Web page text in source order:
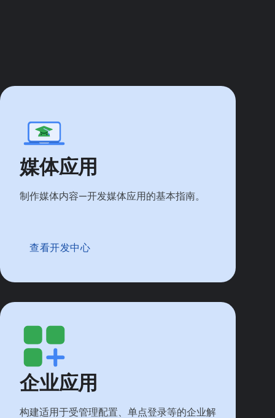
媒体应用
制作媒体内容—开发媒体应用的基本指南。
查看开发中心
企业应用
构建适用于受管理配置、单点登录等的企业解